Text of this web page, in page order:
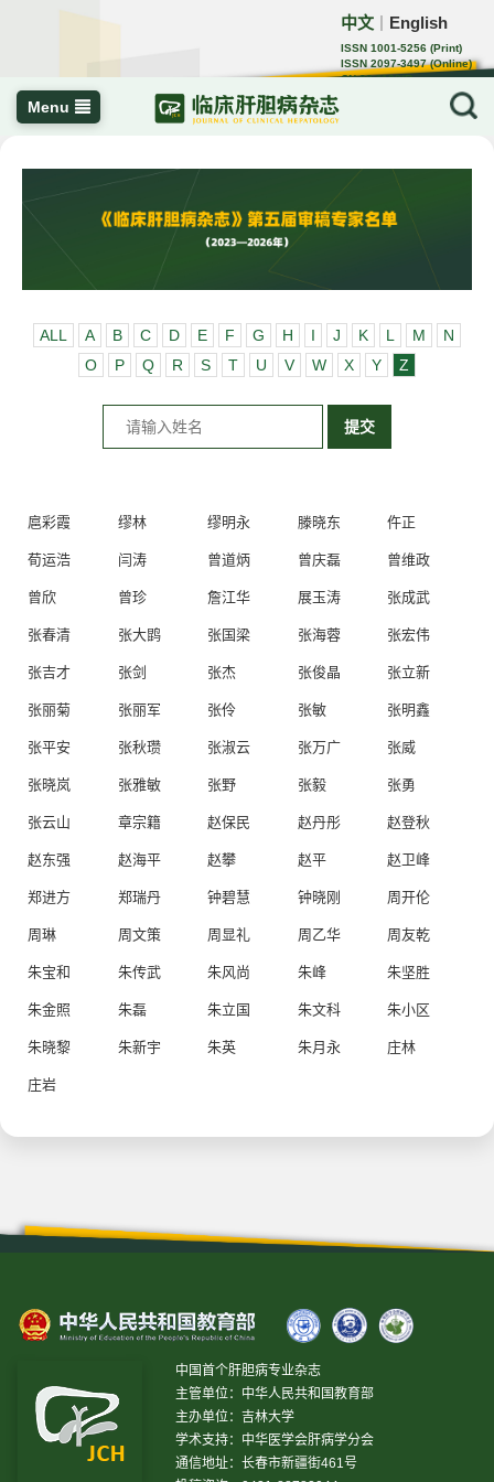
中文 English
ISSN 1001-5256 (Print)
ISSN 2097-3497 (Online)
CN 22-1108/R
Menu
ALL A B C D E F G H I J K L M
N
O
P Q R S T U V W X Y Z
扈彩霞 缪林 缪明永 滕晓东 仵正
荀运浩 闫涛 曾道炳 曾庆磊 曾维政
曾欣 曾珍 詹江华 展玉涛 张成武
张春清 张大鹍 张国梁 张海蓉 张宏伟
张吉才 张剑 张杰 张俊晶 张立新
张丽菊 张丽军 张伶 张敏 张明鑫
张平安 张秋瓒 张淑云 张万广 张威
张晓岚 张雅敏 张野 张毅 张勇
张云山 章宗籍 赵保民 赵丹彤 赵登秋
赵东强 赵海平 赵攀 赵平 赵卫峰
郑进方 郑瑞丹 钟碧慧 钟晓刚 周开伦
周琳 周文策 周显礼 周乙华 周友乾
朱宝和 朱传武 朱风尚 朱峰 朱坚胜
朱金照 朱磊 朱立国 朱文科 朱小区
朱晓黎 朱新宇 朱英 朱月永 庄林
庄岩
中国首个肝胆病专业杂志
主管单位：中华人民共和国教育部
主办单位：吉林大学
学术支持：中华医学会肝病学分会
通信地址：长春市新疆街461号